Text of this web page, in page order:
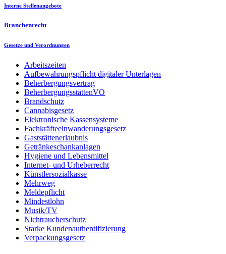
Interne Stellenangebote
Branchenrecht
Gesetze und Verordnungen
Arbeitszeiten
Aufbewahrungspflicht digitaler Unterlagen
Beherbergungsvertrag
BeherbergungsstättenVO
Brandschutz
Cannabisgesetz
Elektronische Kassensysteme
Fachkräfteeinwanderungsgesetz
Gaststättenerlaubnis
Getränkeschankanlagen
Hygiene und Lebensmittel
Internet- und Urheberrecht
Künstlersozialkasse
Mehrweg
Meldepflicht
Mindestlohn
Musik/TV
Nichtraucherschutz
Starke Kundenauthentifizierung
Verpackungsgesetz